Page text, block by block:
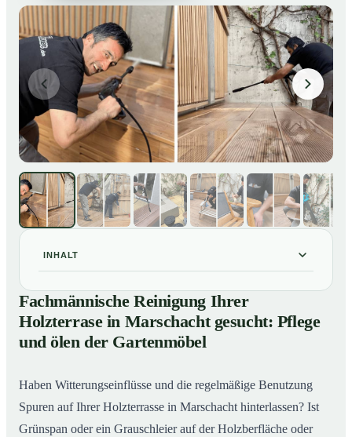
INHALT
01 Fachmännische Reinigung Ihrer Holzterrase in
Marschacht gesucht: Pflege und ölen der Gartenmöbel
02So reinigen unsere Profis Holzterrassen in Marschacht
Fachmännische Reinigung Ihrer
Holzterrase in Marschacht gesucht: Pflege
und ölen der Gartenmöbel
Haben Witterungseinflüsse und die regelmäßige Benutzung
Spuren auf Ihrer Holzterrasse in Marschacht hinterlassen? Ist
Grünspan oder ein Grauschleier auf der Holzberfläche oder